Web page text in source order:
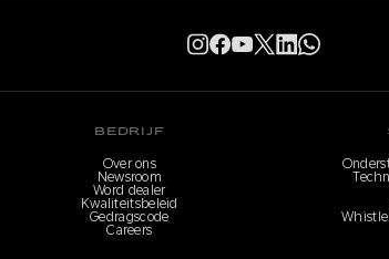
BEDRIJF
Over ons
Newsroom
Word dealer
Kwaliteitsbeleid
Gedragscode
Careers